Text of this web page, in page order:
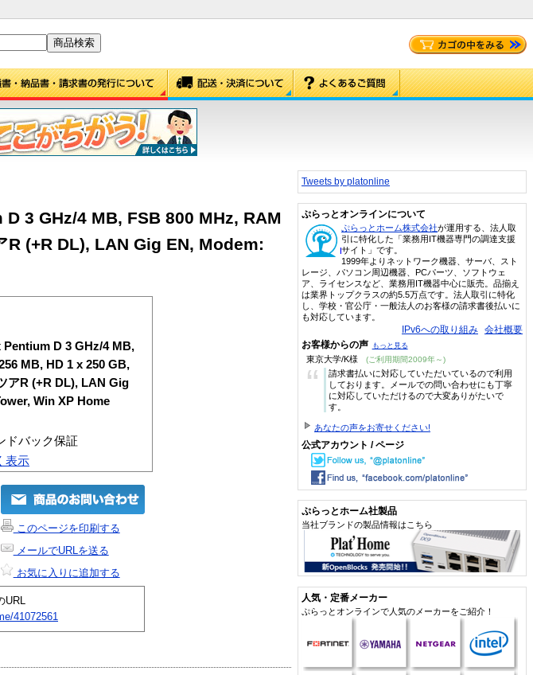
3 GHz/4 MB, FSB 800 MHz, RAM
(+R DL), LAN Gig EN, Modem:
D 3 GHz/4 MB,
MB, HD 1 x 250 GB,
アR (+R DL), LAN Gig
Win XP Home
ドバック保証
表示
このページを印刷する
メールでURLを送る
お気に入りに追加する
41072561
Tweets by platonline
ぷらっとオンラインについて
ぷらっとホーム株式会社が運用する、法人取
引に特化した「業務用IT機器専門の調達支援
サイト」です。
1999年よりネットワーク機器、サーバ、スト
レージ、パソコン周辺機器、PCパーツ、ソフトウェ
ア、ライセンスなど、業務用IT機器中心に販売。品揃え
は業界トップクラスの約5.5万点です。法人取引に特化
し、学校・官公庁・一般法人のお客様の請求書後払いに
も対応しています。
IPv6への取り組み 会社概要
お客様からの声 もっと見る
東京大学/K様 (ご利用期間2009年～)
“
請求書払いに対応していただいているので利用
しております。メールでの問い合わせにも丁寧
に対応していただけるので大変ありがたいで
す。
あなたの声をお寄せください!
公式アカウント / ページ
ぷらっとホーム社製品
当社ブランドの製品情報はこちら
人気・定番メーカー
ぷらっとオンラインで人気のメーカーをご紹介！